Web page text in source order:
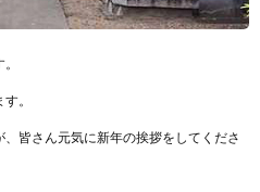
。
皆さん元気に新年の挨拶をしてくださ